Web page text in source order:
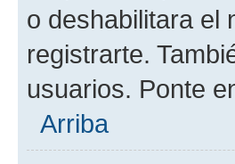
o deshabilitara el
registrarte.
usuarios. Ponte
Arriba